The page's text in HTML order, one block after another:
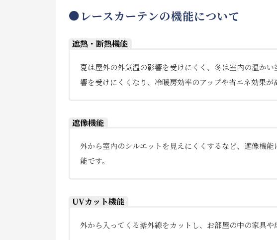
●レースカーテンの機能について
遮熱・断熱機能
夏は屋外の外気温の影響を受けにくく、冬は室内の温か
響を受けにくくなり、冷暖房効率のアップや省エネ効果が
遮像機能
外から室内のシルエットを見えにくくするなど、遮像機
能です。
UVカット機能
外から入ってくる紫外線をカットし、お部屋の中の家具や